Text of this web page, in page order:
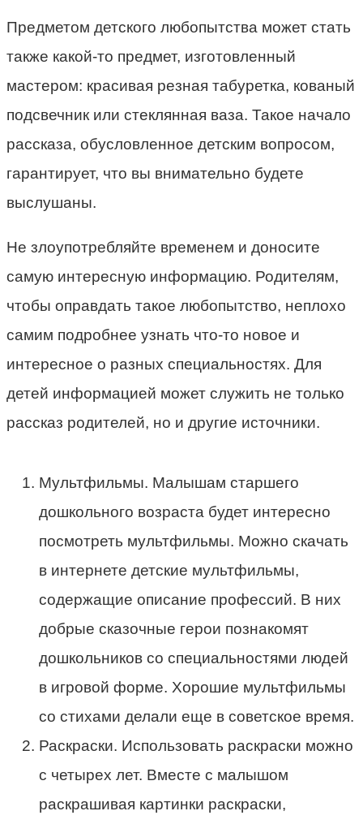
Предметом детского любопытства может стать
также какой-то предмет, изготовленный
мастером: красивая резная табуретка, кованый
подсвечник или стеклянная ваза. Такое начало
рассказа, обусловленное детским вопросом,
гарантирует, что вы внимательно будете
выслушаны.
Не злоупотребляйте временем и доносите
самую интересную информацию. Родителям,
чтобы оправдать такое любопытство, неплохо
самим подробнее узнать что-то новое и
интересное о разных специальностях. Для
детей информацией может служить не только
рассказ родителей, но и другие источники.
Мультфильмы. Малышам старшего
дошкольного возраста будет интересно
посмотреть мультфильмы. Можно скачать
в интернете детские мультфильмы,
содержащие описание профессий. В них
добрые сказочные герои познакомят
дошкольников со специальностями людей
в игровой форме. Хорошие мультфильмы
со стихами делали еще в советское время.
Раскраски. Использовать раскраски можно
с четырех лет. Вместе с малышом
раскрашивая картинки раскраски,